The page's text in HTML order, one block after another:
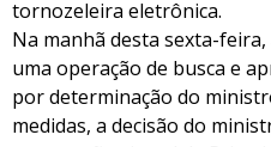
tornozeleira eletrônica.
Na manhã desta sexta-feira,
uma operação de busca e
por determinação do
medidas, a decisão do